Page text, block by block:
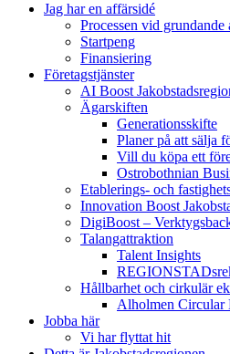
Jag har en affärsidé
Processen vid grundande
Startpeng
Finansiering
Företagstjänster
AI Boost
Ägarskiften
Generationsskifte
Planer på att sälja
Vill du köpa ett
Ostrobothnian
Etablerings- och
Innovation Boost
DigiBoost –
Talangattraktion
Talent Insights
Hållbarhet och cirkulär
Alholmen Circular
Jobba här
Vi har flyttat hit